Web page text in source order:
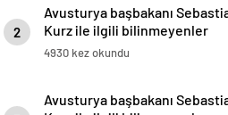
2
Kurz ile ilgili bilinmeyenler
4930 kez okundu
3
Kurz ile ilgili bilinmeyenler